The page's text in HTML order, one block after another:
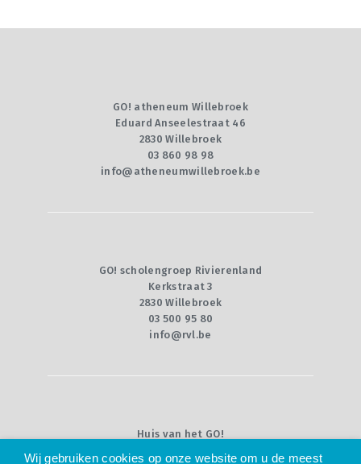
GO! atheneum Willebroek
Eduard Anseelestraat 46
2830 Willebroek
03 860 98 98
info@atheneumwillebroek.be
GO! scholengroep Rivierenland
Kerkstraat 3
2830 Willebroek
03 500 95 80
info@rvl.be
Huis van het GO!
Wij gebruiken cookies op onze website om u de meest